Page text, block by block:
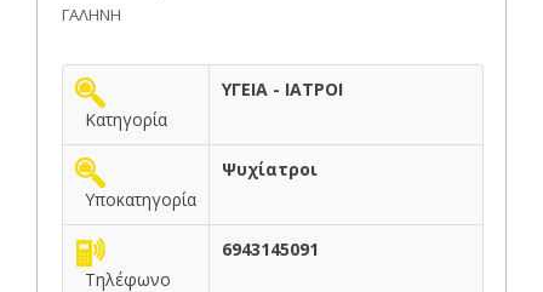
ΓΑΛΗΝΗ
Κατηγορία
ΥΓΕΙΑ - ΙΑΤΡΟΙ
Υποκατηγορία
Ψυχίατροι
Τηλέφωνο
6943145091